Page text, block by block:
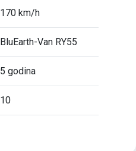
170 km/h
BluEarth-Van RY55
5 godina
10